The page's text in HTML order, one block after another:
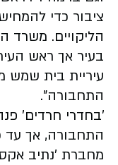
ציבור כדי
הליקויים. משרד
בעיר אך ראש
עיריית בית שמש
התחבורה".
'בחדרי חרדים'
התחבורה, אך
מחברת 'נתיב